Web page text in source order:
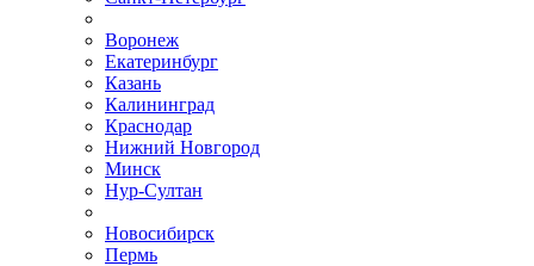
Воронеж
Екатеринбург
Казань
Калининград
Краснодар
Нижний Новгород
Минск
Нур-Султан
Новосибирск
Пермь